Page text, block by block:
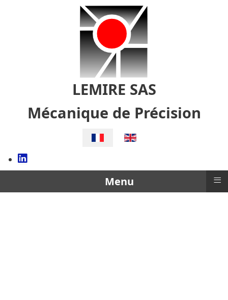
LEMIRE SAS
Mécanique de Précision
Sélectionnez votre langue
Menu ≡